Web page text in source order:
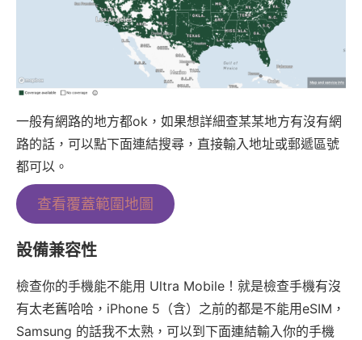
一般有網路的地方都ok，如果想詳細查某某地方有沒有網
路的話，可以點下面連結搜尋，直接輸入地址或郵遞區號
都可以。
查看覆蓋範圍地圖
設備兼容性
檢查你的手機能不能用 Ultra Mobile！就是檢查手機有沒
有太老舊哈哈，iPhone 5（含）之前的都是不能用eSIM，
Samsung 的話我不太熟，可以到下面連結輸入你的手機